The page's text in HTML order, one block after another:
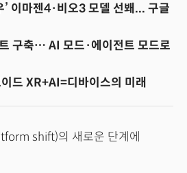
’ 이마젠4·비오3 모델 선봬... 구글
구축… AI 모드·에이전트 모드로
드 XR+AI=디바이스의 미래
shift)의 새로운 단계에